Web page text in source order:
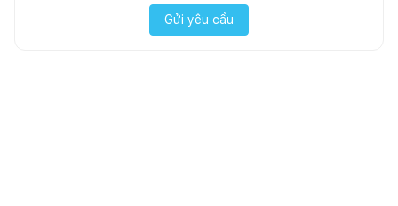
Gửi yêu cầu